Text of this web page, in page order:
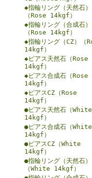
◆指輪リング（天然石）
（Rose 14kgf）
◆指輪リング（合成石）
（Rose 14kgf）
◆指輪リング（CZ）（
14kgf）
◆ピアス天然石（Rose
14kgf）
◆ピアス合成石（Rose
14kgf）
◆ピアスCZ（Rose
14kgf）
●ピアス天然石（White
14kgf）
●ピアス合成石（White
14kgf）
●ピアスCZ（White
14kgf）
●指輪リング（天然石）
（White 14kgf）